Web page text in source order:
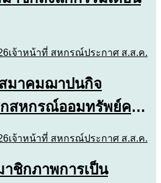
เจ้าหน้าที่ สหกรณ์ประกาศ ส.ส.ค.
มาคมฌาปนกิจ
กสหกรณ์ออมทรัพย์ครู
รณีพิเศษ เนื่องใน
เจ้าหน้าที่ สหกรณ์ประกาศ ส.ส.ค.
ชิกภาพการเป็น